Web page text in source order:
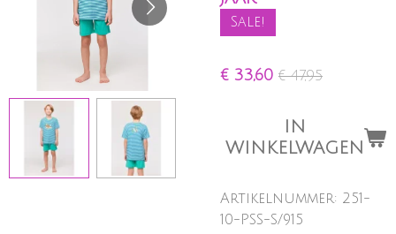
Sale!
€ 33,60 € 47,95
IN
WINKELWAGEN
Artikelnummer: 251-
10-PSS-S/915